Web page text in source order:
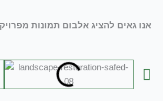
אנו גאים להציג אלבום תמונות מפרויקט